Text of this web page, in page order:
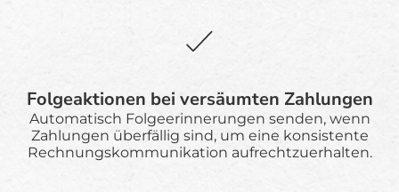
Folgeaktionen bei versäumten Zahlungen
Automatisch Folgeerinnerungen senden, wenn
Zahlungen überfällig sind, um eine konsistente
Rechnungskommunikation aufrechtzuerhalten.